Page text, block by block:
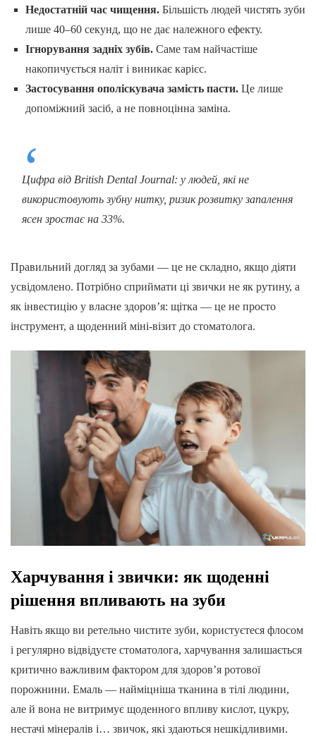
Недостатній час чищення.Більшість людей чистять зуби
лише 40–60 секунд, що не дає належного ефекту.
Ігнорування задніх зубів.Саме там найчастіше
накопичується наліт і виникає карієс.
Застосування ополіскувача замість пасти.Це лише
допоміжний засіб, а не повноцінна заміна.
Цифра від British Dental Journal: у людей, які не
використовують зубну нитку, ризик розвитку запалення
ясен зростає на 33%.
Правильний догляд за зубами — це не складно, якщо діяти
усвідомлено. Потрібно сприймати ці звички не як рутину, а
як інвестицію у власне здоров’я: щітка — це не просто
інструмент, а щоденний міні-візит до стоматолога.
Харчування і звички: як щоденні
рішення впливають на зуби
Навіть якщо ви ретельно чистите зуби, користуєтеся флосом
і регулярно відвідуєте стоматолога, харчування залишається
критично важливим фактором для здоров’я ротової
порожнини. Емаль — найміцніша тканина в тілі людини,
але й вона не витримує щоденного впливу кислот, цукру,
нестачі мінералів і… звичок, які здаються нешкідливими.